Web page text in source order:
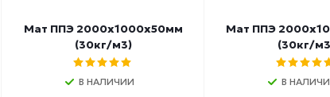
Мат ППЭ 2000х1000х50мм
(30кг/м3)
В НАЛИЧИИ
Мат ППЭ
(30кг/
В